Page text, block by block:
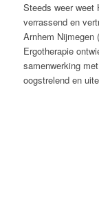
Steeds weer weet
verrassend en
Arnhem Nijmegen
Ergotherapie
samenwerking
oogstrelend en